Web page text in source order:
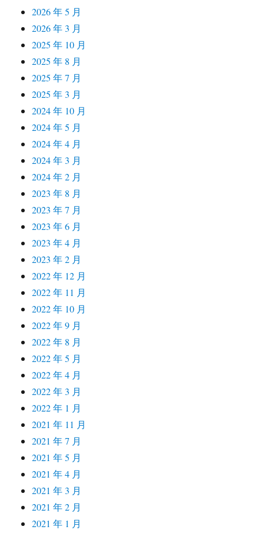
2026 年 5 月
2026 年 3 月
2025 年 10 月
2025 年 8 月
2025 年 7 月
2025 年 3 月
2024 年 10 月
2024 年 5 月
2024 年 4 月
2024 年 3 月
2024 年 2 月
2023 年 8 月
2023 年 7 月
2023 年 6 月
2023 年 4 月
2023 年 2 月
2022 年 12 月
2022 年 11 月
2022 年 10 月
2022 年 9 月
2022 年 8 月
2022 年 5 月
2022 年 4 月
2022 年 3 月
2022 年 1 月
2021 年 11 月
2021 年 7 月
2021 年 5 月
2021 年 4 月
2021 年 3 月
2021 年 2 月
2021 年 1 月